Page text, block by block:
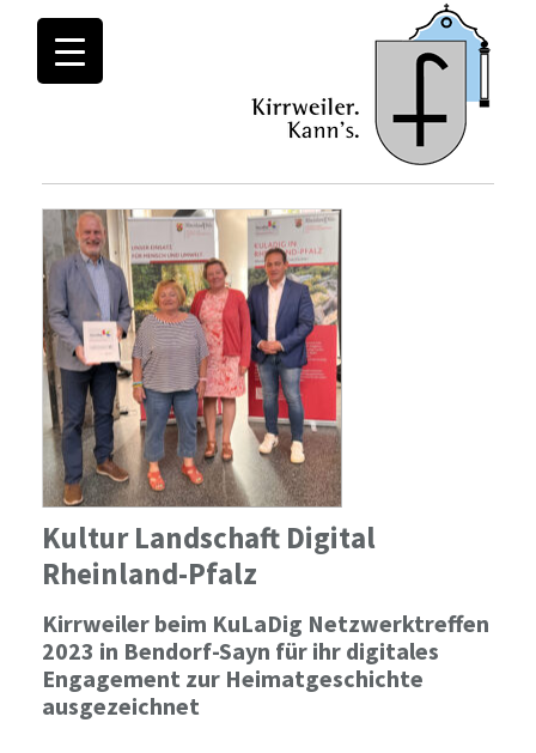
Kultur Landschaft Digital
Rheinland-Pfalz
Kirrweiler beim KuLaDig Netzwerktreffen
2023 in Bendorf-Sayn für ihr digitales
Engagement zur Heimatgeschichte
ausgezeichnet